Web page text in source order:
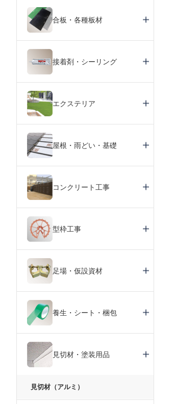
合板・各種板材
接着剤・シーリング
エクステリア
屋根・雨どい・基礎
コンクリート工事
型枠工事
足場・仮設資材
養生・シート・梱包
見切材・塗装用品
見切材（アルミ）